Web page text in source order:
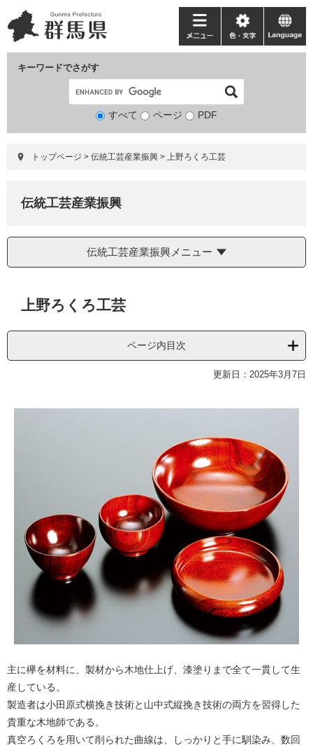
ー
ジ
ニ
ュ
て
キーワードでさがす
検
象
すべて ページ PDF
メ
ニ
ー
色・
文
language
トップページ > 伝統工芸産業振興 > 上野ろくろ工芸
伝統工芸産業振興
伝統工芸産業振興メニュー
上野ろくろ工芸
ページ内目次
更新日：2025年3月7日
主に欅を材料に、製材から木地仕上げ、漆塗りまで全て一貫して生
産している。
製造者は小田原式横挽き技術と山中式縦挽き技術の両方を習得した
貴重な木地師である。
真空ろくろを用いて削られた曲線は、しっかりと手に馴染み、数回